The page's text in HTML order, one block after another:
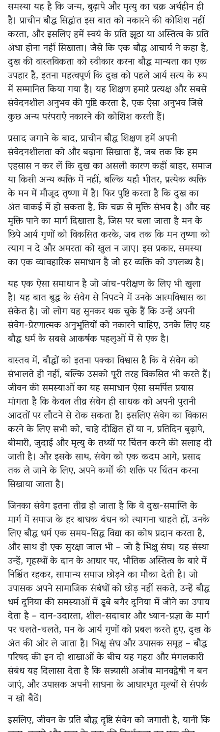
समस्या यह है कि जन्म, बुढ़ापे और मृत्यु का चक्र अर्थहीन ही
है। प्राचीन बौद्ध सिद्धांत इस बात को नकारने की कोशिश नहीं
करता, और इसलिए हमें स्वयं के प्रति झूठा या अस्तित्व के प्रति
अंधा होना नहीं सिखाता। जैसे कि एक बौद्ध आचार्य ने कहा है,
दुख की वास्तविकता को स्वीकार करना बौद्ध मान्यता का एक
उपहार है, इतना महत्वपूर्ण कि दुख को पहले आर्य सत्य के रूप
में सम्मानित किया गया है। यह शिक्षण हमारे प्रत्यक्ष और सबसे
संवेदनशील अनुभव की पुष्टि करता है, एक ऐसा अनुभव जिसे
कुछ अन्य परंपराएँ नकारने की कोशिश करती हैं।
प्रसाद जगाने के बाद, प्राचीन बौद्ध शिक्षण हमें अपनी
संवेदनशीलता को और बढ़ाना सिखाता हैं, जब तक कि हम
एहसास न कर लें कि दुख का असली कारण कहीं बाहर, समाज
या किसी अन्य व्यक्ति में नहीं, बल्कि यहाँ भीतर, प्रत्येक व्यक्ति
के मन में मौजूद तृष्णा में है। फिर पुष्टि करता है कि दुख का
अंत वाकई में हो सकता है, कि चक्र से मुक्ति संभव है। और वह
मुक्ति पाने का मार्ग दिखाता है, जिस पर चला जाता है मन के
छिपे आर्य गुणों को विकसित करके, जब तक कि मन तृष्णा को
त्याग न दे और अमरता को खुल न जाए। इस प्रकार, समस्या
का एक व्यावहारिक समाधान है जो हर व्यक्ति को उपलब्ध है।
यह एक ऐसा समाधान है जो जांच-परीक्षण के लिए भी खुला
है। यह बात बुद्ध के संवेग से निपटने में उनके आत्मविश्वास का
संकेत है। जो लोग यह सुनकर थक चुके हैं कि उन्हें अपनी
संवेग-प्रेरणात्मक अनुभूतियों को नकारने चाहिए, उनके लिए यह
बौद्ध धर्म के सबसे आकर्षक पहलुओं में से एक है।
वास्तव में, बौद्धों को इतना पक्का विश्वास है कि वे संवेग को
संभालते ही नहीं, बल्कि उसको पूरी तरह विकसित भी करते हैं।
जीवन की समस्याओं का यह समाधान ऐसा समर्पित प्रयास
मांगता है कि केवल तीव्र संवेग ही साधक को अपनी पुरानी
आदतों पर लौटने से रोक सकता है। इसलिए संवेग का विकास
करने के लिए सभी को, चाहे दीक्षित हों या न, प्रतिदिन बुढ़ापे,
बीमारी, जुदाई और मृत्यु के तथ्यों पर चिंतन करने की सलाह दी
जाती है। और इसके साथ, संवेग को एक कदम आगे, प्रसाद
तक ले जाने के लिए, अपने कर्मों की शक्ति पर चिंतन करना
सिखाया जाता है।
जिनका संवेग इतना तीव्र हो जाता है कि वे दुख-समाप्ति के
मार्ग में समाज के हर बाधक बंधन को त्यागना चाहते हों, उनके
लिए बौद्ध धर्म एक समय-सिद्ध विद्या का कोष प्रदान करता है,
और साथ ही एक सुरक्षा जाल भी – जो है भिक्षु संघ। यह संस्था
उन्हें, गृहस्थों के दान के आधार पर, भौतिक अस्तित्व के बारे में
निश्चिंत रहकर, सामान्य समाज छोड़ने का मौका देती है। जो
उपासक अपने सामाजिक संबंधों को छोड़ नहीं सकते, उन्हें बौद्ध
धर्म दुनिया की समस्याओं में डूबे बगैर दुनिया में जीने का उपाय
देता है – दान-उदारता, शील-सदाचार और ध्यान-प्रज्ञा के मार्ग
पर चलते-चलते, मन के आर्य गुणों को प्रबल करते हुए, दुख के
अंत की ओर ले जाता है। भिक्षु संघ और उपासक समूह – बौद्ध
परिषद की इन दो शाखाओं के बीच यह गहरा और मंगलकारी
संबंध यह दिलासा देता है कि सन्न्यासी अजीब मानवद्वेषी न बन
जाएं, और उपासक अपनी साधना के आधारभूत मूल्यों से संपर्क
न खो बैठें।
इसलिए, जीवन के प्रति बौद्ध दृष्टि संवेग को जगाती है, यानी कि